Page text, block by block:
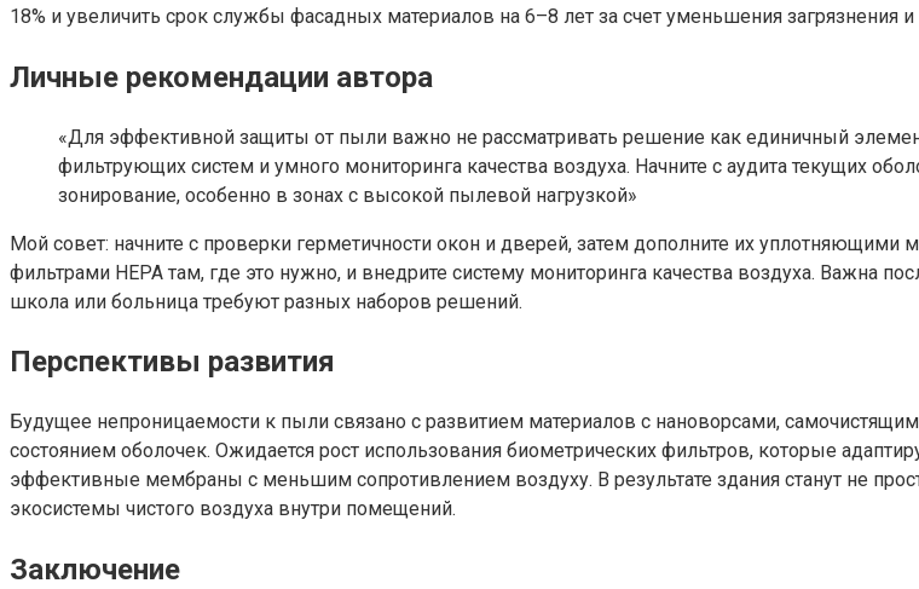
18% и увеличить срок службы фасадных материалов на 6–8 лет за счет уменьшения загрязнения
Личные рекомендации автора
«Для эффективной защиты от пыли важно не рассматривать решение как единичный
фильтрующих систем и умного мониторинга качества воздуха. Начните с аудита текущих
зонирование, особенно в зонах с высокой пылевой нагрузкой»
Мой совет: начните с проверки герметичности окон и дверей, затем дополните их
фильтрами HEPA там, где это нужно, и внедрите систему мониторинга качества воздуха. Важна
школа или больница требуют разных наборов решений.
Перспективы развития
Будущее непроницаемости к пыли связано с развитием материалов с нановорсами,
состоянием оболочек. Ожидается рост использования биометрических фильтров, которые
эффективные мембраны с меньшим сопротивлением воздуху. В результате здания станут не
экосистемы чистого воздуха внутри помещений.
Заключение